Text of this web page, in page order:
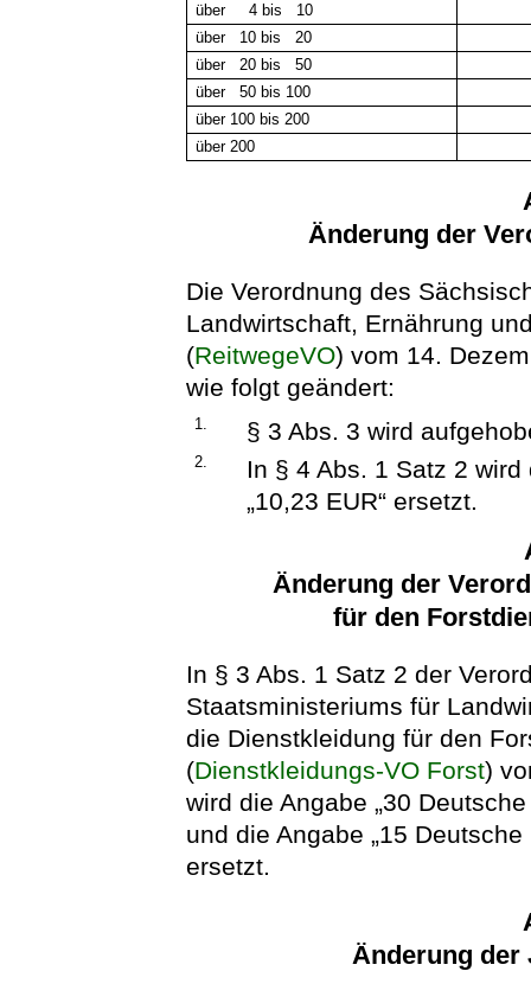
über 4 bis 10
über 10 bis 20
über 20 bis 50
über 50 bis 100
über 100 bis 200
über 200
Änderung der
Die Verordnung des
Landwirtschaft, Ernährung
(ReitwegeVO) vom 14.
wie folgt geändert:
1. § 3 Abs. 3 wird
2.
In § 4 Abs. 1 Satz 2 wird
„10,23 EUR“ ersetzt.
Änderung der
für den
In § 3 Abs. 1 Satz 2 der
Staatsministeriums für
die Dienstkleidung für den
(Dienstkleidungs-VO Forst)
wird die Angabe „30
und die Angabe „15 Deutsche
ersetzt.
Änderung der